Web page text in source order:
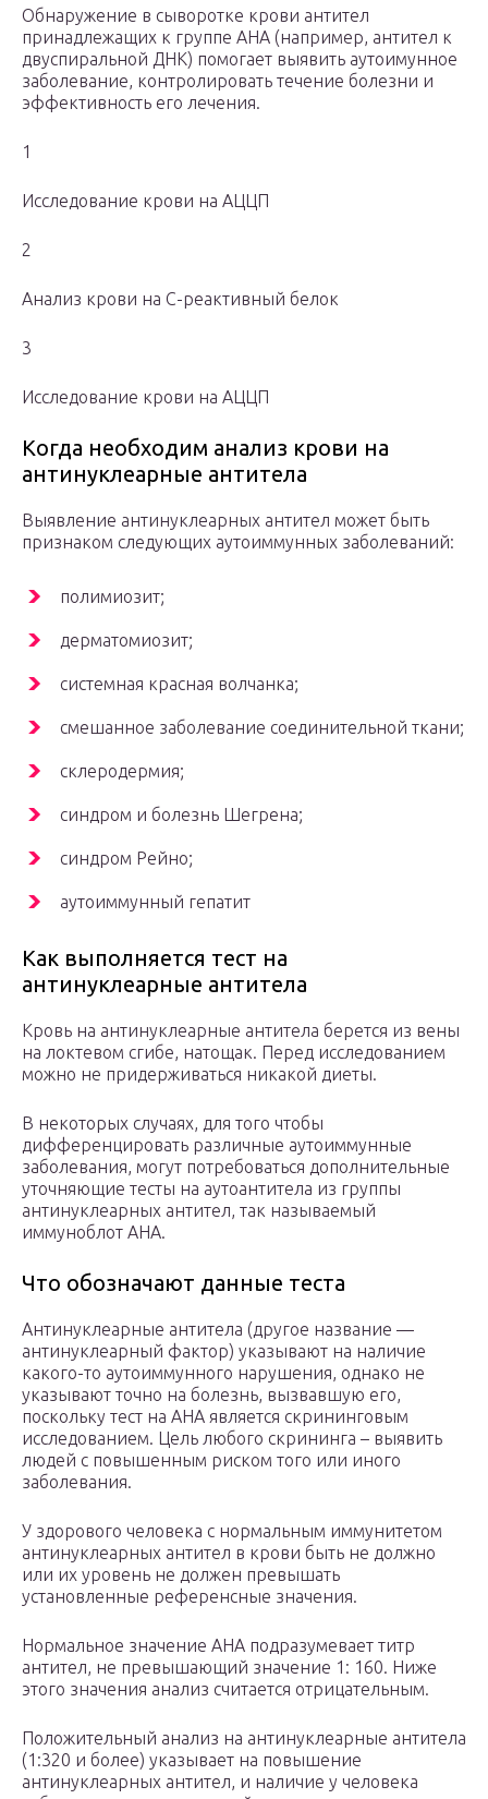
Обнаружение в сыворотке крови антител
принадлежащих к группе АНА (например, антител к
двуспиральной ДНК) помогает выявить аутоимунное
заболевание, контролировать течение болезни и
эффективность его лечения.
1
Исследование крови на АЦЦП
2
Анализ крови на С-реактивный белок
3
Исследование крови на АЦЦП
Когда необходим анализ крови на
антинуклеарные антитела
Выявление антинуклеарных антител может быть
признаком следующих аутоиммунных заболеваний:
полимиозит;
дерматомиозит;
системная красная волчанка;
смешанное заболевание соединительной ткани;
склеродермия;
синдром и болезнь Шегрена;
синдром Рейно;
аутоиммунный гепатит
Как выполняется тест на
антинуклеарные антитела
Кровь на антинуклеарные антитела берется из вены
на локтевом сгибе, натощак. Перед исследованием
можно не придерживаться никакой диеты.
В некоторых случаях, для того чтобы
дифференцировать различные аутоиммунные
заболевания, могут потребоваться дополнительные
уточняющие тесты на аутоантитела из группы
антинуклеарных антител, так называемый
иммуноблот АНА.
Что обозначают данные теста
Антинуклеарные антитела (другое название —
антинуклеарный фактор) указывают на наличие
какого-то аутоиммунного нарушения, однако не
указывают точно на болезнь, вызвавшую его,
поскольку тест на АНА является скрининговым
исследованием. Цель любого скрининга – выявить
людей с повышенным риском того или иного
заболевания.
У здорового человека с нормальным иммунитетом
антинуклеарных антител в крови быть не должно
или их уровень не должен превышать
установленные референсные значения.
Нормальное значение АНА подразумевает титр
антител, не превышающий значение 1: 160. Ниже
этого значения анализ считается отрицательным.
Положительный анализ на антинуклеарные антитела
(1:320 и более) указывает на повышение
антинуклеарных антител, и наличие у человека